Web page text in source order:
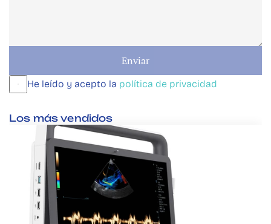
Enviar
He leído y acepto la política de privacidad
Los más vendidos